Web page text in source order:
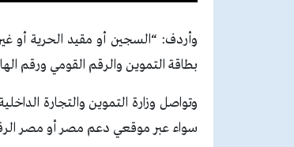
وأردف: “السجين أو مقيد الحرية أو
بطاقة التموين والرقم القومي ورقم
وتواصل وزارة التموين والتجارة
سواء عبر موقعي دعم مصر أو مصر